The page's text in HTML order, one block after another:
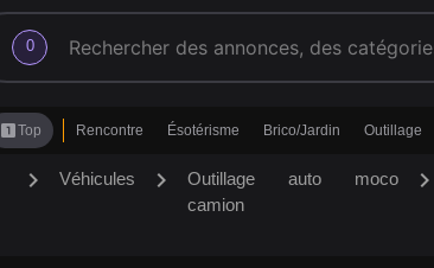
0
search
looks_oneTop Rencontre Ésotérisme Brico/Jardin Outillage
chevron_right Véhicules chevron_right
Outillage auto moco
camion
chevron_right